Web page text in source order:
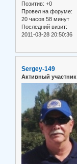
Позитив: +0
Провел на форуме:
20 часов 58 минут
Последний визит:
2011-03-28 20:50:36
Sergey-149
Активный участник